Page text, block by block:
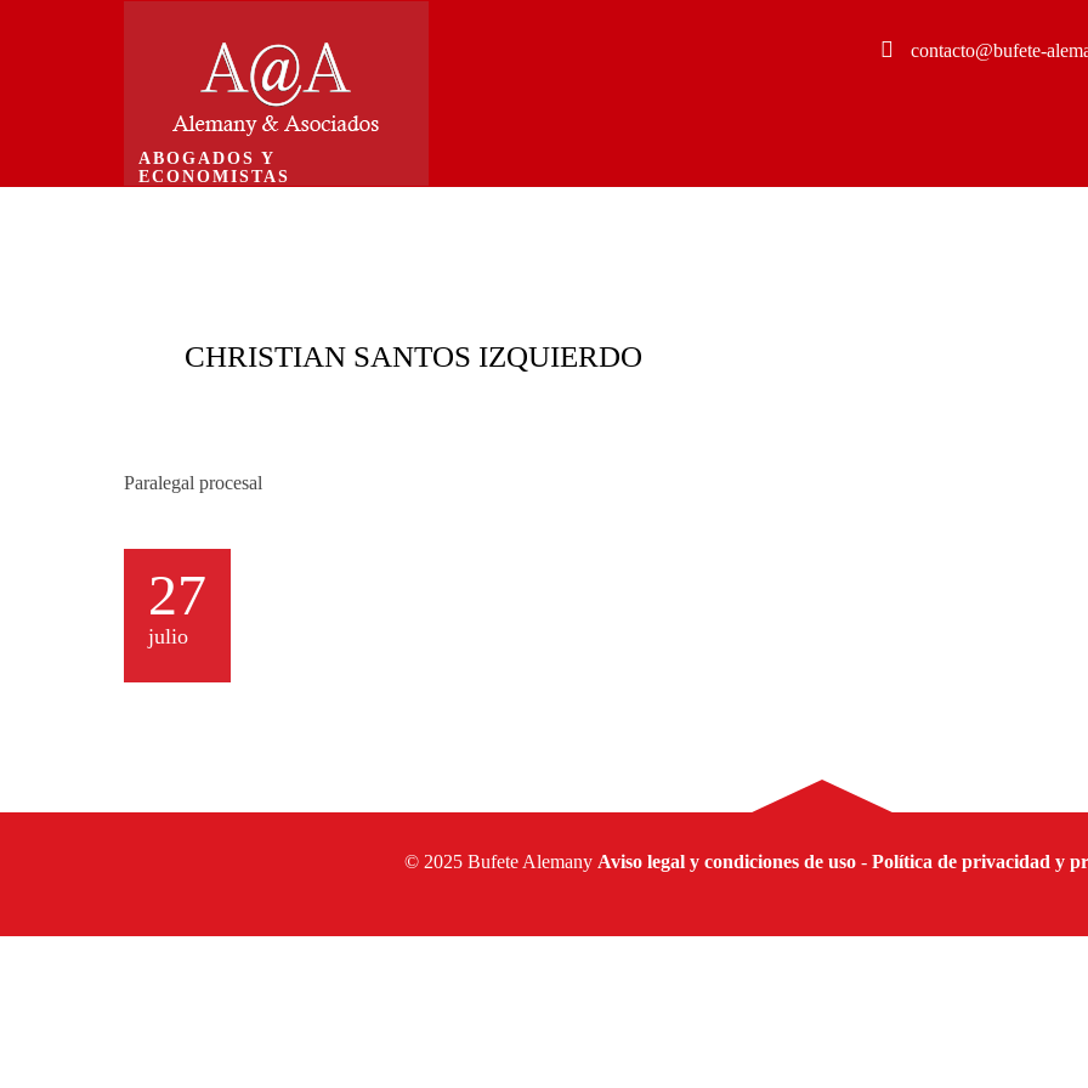
ABOGADOS Y
ECONOMISTAS
contacto@bufete-
27
julio
CHRISTIAN SANTOS IZQUIERDO
Paralegal procesal
© 2025 Bufete Alemany Aviso legal y condiciones de uso- Política de privacidad y